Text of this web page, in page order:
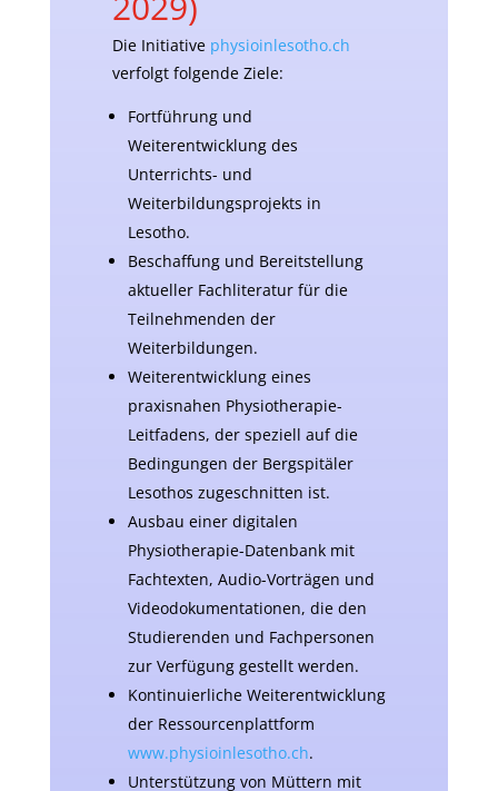
Die Initiative physioinlesotho.ch
verfolgt folgende Ziele:
Fortführung und
Weiterentwicklung des
Unterrichts- und
Weiterbildungsprojekts in
Lesotho.
Beschaffung und Bereitstellung
aktueller Fachliteratur für die
Teilnehmenden der
Weiterbildungen.
Weiterentwicklung eines
praxisnahen Physiotherapie-
Leitfadens, der speziell auf die
Bedingungen der Bergspitäler
Lesothos zugeschnitten ist.
Ausbau einer digitalen
Physiotherapie-Datenbank mit
Fachtexten, Audio-Vorträgen und
Videodokumentationen, die den
Studierenden und Fachpersonen
zur Verfügung gestellt werden.
Kontinuierliche Weiterentwicklung
der Ressourcenplattform
www.physioinlesotho.ch.
Unterstützung von Müttern mit